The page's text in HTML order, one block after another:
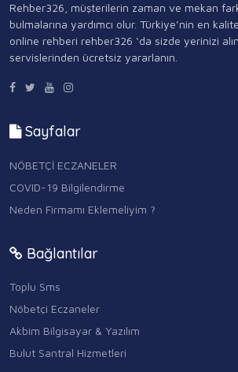
Rehber326, müşterilerin zaman ve mekan
bulmalarına yardımcı olur. Türkiye’nin en
online rehberi rehber326 ‘da sizde yerinizi
servislerinden ücretsiz yararlanın.
Sayfalar
NÖBETÇİ ECZANELER
COVID-19 Bilgilendirme
Neden Firmamı Eklemeliyim ?
Bağlantılar
Toplu Sms
Nöbetçi Eczaneler
Akbim Bilgisayar & Yazılım
Bulut Santral Hizmetleri